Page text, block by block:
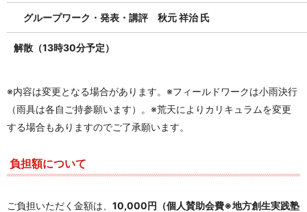
グループワーク・発表・講評 秋元祥治氏
解散（13時30分予定）
※内容は変更となる場合があります。※フィールドワークは小雨決行
（雨具は各自ご持参願います）。※荒天によりカリキュラムを変更
する場合もありますのでご了承願います。
負担額について
ご負担いただく金額は、 10,000円（個人賛助会費※地方創生実践塾